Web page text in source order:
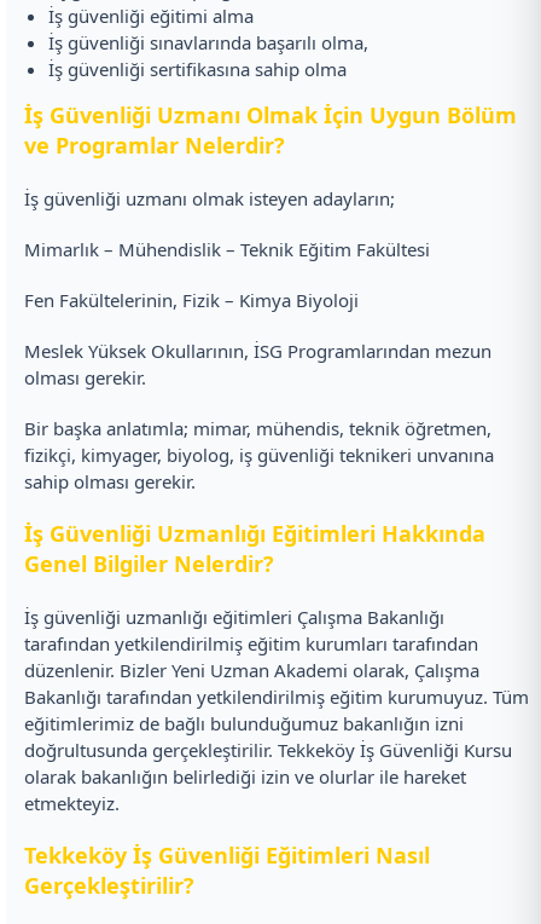
İş güvenliği eğitimi alma
İş güvenliği sınavlarında başarılı olma,
İş güvenliği sertifikasına sahip olma
İş Güvenliği Uzmanı Olmak İçin Uygun Bölüm
ve Programlar Nelerdir?
İş güvenliği uzmanı olmak isteyen adayların;
Mimarlık – Mühendislik – Teknik Eğitim Fakültesi
Fen Fakültelerinin, Fizik – Kimya Biyoloji
Meslek Yüksek Okullarının, İSG Programlarından mezun
olması gerekir.
Bir başka anlatımla; mimar, mühendis, teknik öğretmen,
fizikçi, kimyager, biyolog, iş güvenliği teknikeri unvanına
sahip olması gerekir.
İş Güvenliği Uzmanlığı Eğitimleri Hakkında
Genel Bilgiler Nelerdir?
İş güvenliği uzmanlığı eğitimleri Çalışma Bakanlığı
tarafından yetkilendirilmiş eğitim kurumları tarafından
düzenlenir. Bizler Yeni Uzman Akademi olarak, Çalışma
Bakanlığı tarafından yetkilendirilmiş eğitim kurumuyuz. Tüm
eğitimlerimiz de bağlı bulunduğumuz bakanlığın izni
doğrultusunda gerçekleştirilir. Tekkeköy İş Güvenliği Kursu
olarak bakanlığın belirlediği izin ve olurlar ile hareket
etmekteyiz.
Tekkeköy İş Güvenliği Eğitimleri Nasıl
Gerçekleştirilir?